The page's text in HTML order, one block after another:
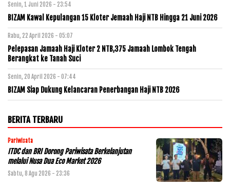
Senin, 1 Juni 2026 - 23:54
BIZAM Kawal Kepulangan 15 Kloter Jemaah Haji NTB Hingga 21 Juni 2026
Rabu, 22 April 2026 - 05:07
Pelepasan Jamaah Haji Kloter 2 NTB,375 Jamaah Lombok Tengah
Berangkat ke Tanah Suci
Senin, 20 April 2026 - 07:44
BIZAM Siap Dukung Kelancaran Penerbangan Haji NTB 2026
BERITA TERBARU
Pariwisata
ITDC dan BRI Dorong Pariwisata Berkelanjutan
melalui Nusa Dua Eco Market 2026
Sabtu, 8 Agu 2026 - 23:36